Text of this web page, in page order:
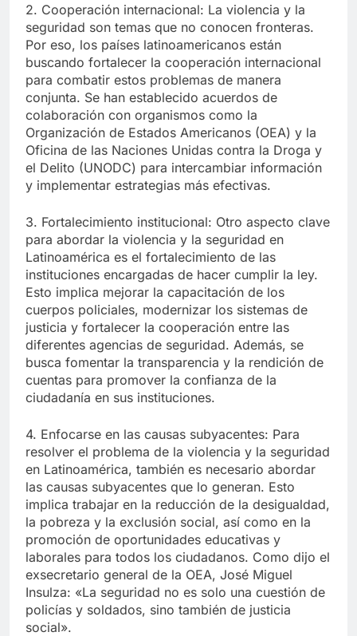
2. Cooperación internacional: La violencia y la
seguridad son temas que no conocen fronteras.
Por eso, los países latinoamericanos están
buscando fortalecer la cooperación internacional
para combatir estos problemas de manera
conjunta. Se han establecido acuerdos de
colaboración con organismos como la
Organización de Estados Americanos (OEA) y la
Oficina de las Naciones Unidas contra la Droga y
el Delito (UNODC) para intercambiar información
y implementar estrategias más efectivas.
3. Fortalecimiento institucional: Otro aspecto clave
para abordar la violencia y la seguridad en
Latinoamérica es el fortalecimiento de las
instituciones encargadas de hacer cumplir la ley.
Esto implica mejorar la capacitación de los
cuerpos policiales, modernizar los sistemas de
justicia y fortalecer la cooperación entre las
diferentes agencias de seguridad. Además, se
busca fomentar la transparencia y la rendición de
cuentas para promover la confianza de la
ciudadanía en sus instituciones.
4. Enfocarse en las causas subyacentes: Para
resolver el problema de la violencia y la seguridad
en Latinoamérica, también es necesario abordar
las causas subyacentes que lo generan. Esto
implica trabajar en la reducción de la desigualdad,
la pobreza y la exclusión social, así como en la
promoción de oportunidades educativas y
laborales para todos los ciudadanos. Como dijo el
exsecretario general de la OEA, José Miguel
Insulza: «La seguridad no es solo una cuestión de
policías y soldados, sino también de justicia
social».